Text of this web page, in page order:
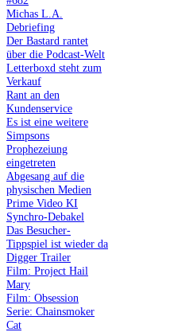
Michas L.A.
Debriefing
Der Bastard rantet
über die Podcast-Welt
Letterboxd steht zum
Verkauf
Rant an den
Kundenservice
Es ist eine weitere
Simpsons
Prophezeiung
eingetreten
Abgesang auf die
physischen Medien
Prime Video KI
Synchro-Debakel
Das Besucher-
Tippspiel ist wieder da
Digger Trailer
Film: Project Hail
Mary
Film: Obsession
Serie: Chainsmoker
Cat